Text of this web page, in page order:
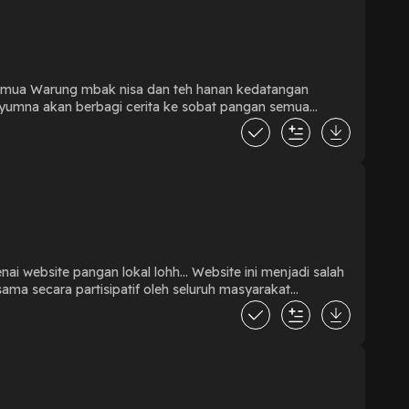
Yuk mampir
akan berbagi cerita ke sobat pangan semua
mendorong ketahanan pangan keluarga melalui
Yuk Mampir Sini
lohh... Website ini menjadi salah
secara partisipatif oleh seluruh masyarakat